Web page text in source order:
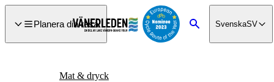
till
Planera din resa
Sök SvenskaSV
Mat & dryck